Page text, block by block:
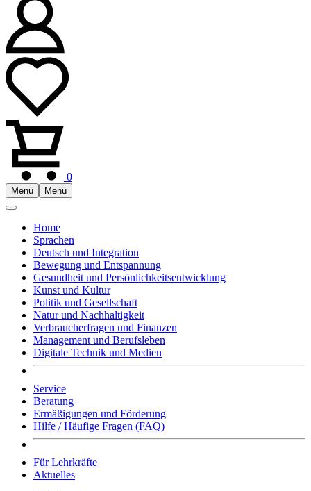
0
Menü Menü
Home
Sprachen
Deutsch und Integration
Bewegung und Entspannung
Gesundheit und Persönlichkeitsentwicklung
Kunst und Kultur
Politik und Gesellschaft
Natur und Nachhaltigkeit
Verbraucherfragen und Finanzen
Management und Berufsleben
Digitale Technik und Medien
Service
Beratung
Ermäßigungen und Förderung
Hilfe / Häufige Fragen (FAQ)
Für Lehrkräfte
Aktuelles